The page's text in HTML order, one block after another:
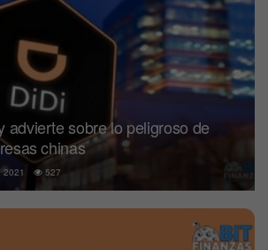
advierte sobre lo peligroso de
chinas
2021 527